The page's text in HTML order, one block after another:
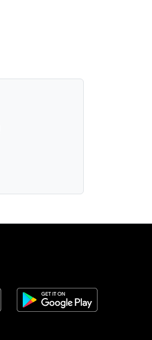
Android App